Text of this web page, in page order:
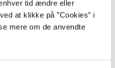
tid ændre eller
at klikke på ”Cookies” i
mere om de anvendte